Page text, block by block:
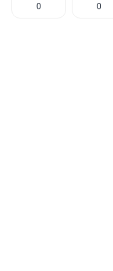
0 0